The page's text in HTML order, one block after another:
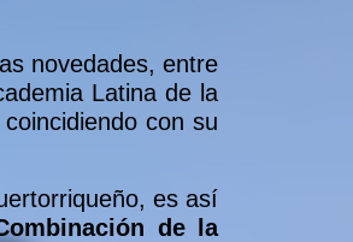
novedades, entre
Latina de la
con su
es así
de la